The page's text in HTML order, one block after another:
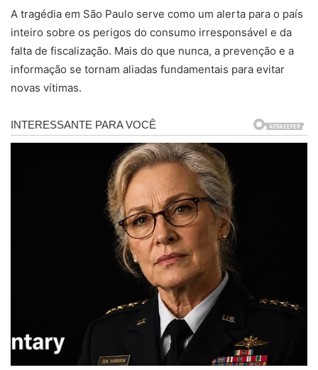
A tragédia em São Paulo serve como um alerta para o país
inteiro sobre os perigos do consumo irresponsável e da
falta de fiscalização. Mais do que nunca, a prevenção e a
informação se tornam aliadas fundamentais para evitar
novas vítimas.